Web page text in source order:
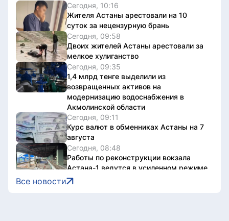
Сегодня, 10:16
Жителя Астаны арестовали на 10
суток за нецензурную брань
Сегодня, 09:58
Двоих жителей Астаны арестовали за
мелкое хулиганство
Сегодня, 09:35
1,4 млрд тенге выделили из
возвращенных активов на
модернизацию водоснабжения в
Акмолинской области
Сегодня, 09:11
Курс валют в обменниках Астаны на 7
августа
Сегодня, 08:48
Работы по реконструкции вокзала
Астана-1 ведутся в усиленном режиме
Сегодня, 08:35
Все новости